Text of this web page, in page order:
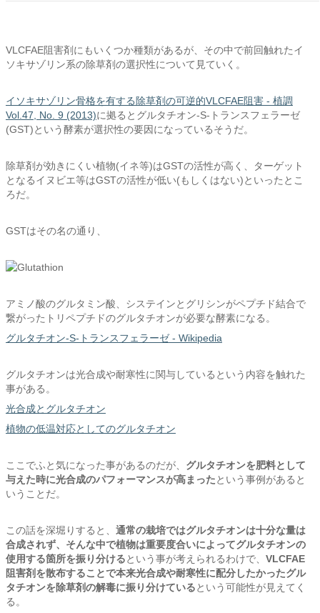
VLCFAE阻害剤にもいくつか種類があるが、その中で前回触れたイ
ソキサゾリン系の除草剤の選択性について見ていく。
イソキサゾリン骨格を有する除草剤の可逆的VLCFAE阻害 - 植調
Vol.47, No. 9 (2013)に拠るとグルタチオン-S-トランスフェラーゼ
(GST)という酵素が選択性の要因になっているそうだ。
除草剤が効きにくい植物(イネ等)はGSTの活性が高く、ターゲット
となるイヌビエ等はGSTの活性が低い(もしくはない)といったとこ
ろだ。
GSTはその名の通り、
アミノ酸のグルタミン酸、システインとグリシンがペプチド結合で
繋がったトリペプチドのグルタチオンが必要な酵素になる。
グルタチオン-S-トランスフェラーゼ - Wikipedia
グルタチオンは光合成や耐寒性に関与しているという内容を触れた
事がある。
光合成とグルタチオン
植物の低温対応としてのグルタチオン
ここでふと気になった事があるのだが、 グルタチオンを肥料として
与えた時に光合成のパフォーマンスが高まったという事例があると
いうことだ。
この話を深堀りすると、 通常の栽培ではグルタチオンは十分な量は
合成されず、そんな中で植物は重要度合いによってグルタチオンの
使用する箇所を振り分けるという事が考えられるわけで、 VLCFAE
阻害剤を散布することで本来光合成や耐寒性に配分したかったグル
タチオンを除草剤の解毒に振り分けているという可能性が見えてく
る。